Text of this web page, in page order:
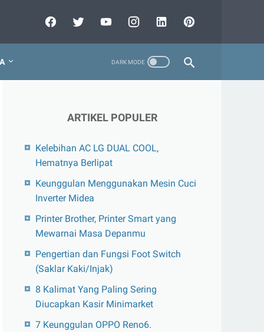
ARTIKEL POPULER
Kelebihan AC LG DUAL COOL,
Hematnya Berlipat
Keunggulan Menggunakan Mesin Cuci
Inverter Midea
Printer Brother, Printer Smart yang
Mewarnai Masa Depanmu
Pengertian dan Fungsi Foot Switch
(Saklar Kaki/Injak)
8 Kalimat Yang Paling Sering
Diucapkan Kasir Minimarket
7 Keunggulan OPPO Reno6.